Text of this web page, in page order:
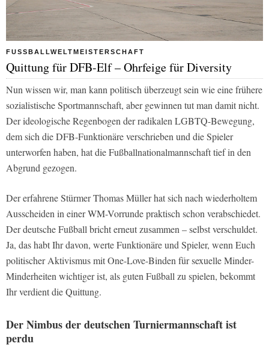
FUSSBALLWELTMEISTERSCHAFT
Quittung für DFB-Elf – Ohrfeige für Diversity
Nun wissen wir, man kann politisch überzeugt sein wie eine frühere
sozialistische Sportmannschaft, aber gewinnen tut man damit nicht.
Der ideologische Regenbogen der radikalen LGBTQ-Bewegung,
dem sich die DFB-Funktionäre verschrieben und die Spieler
unterworfen haben, hat die Fußballnationalmannschaft tief in den
Abgrund gezogen.
Der erfahrene Stürmer Thomas Müller hat sich nach wiederholtem
Ausscheiden in einer WM-Vorrunde praktisch schon verabschiedet.
Der deutsche Fußball bricht erneut zusammen – selbst verschuldet.
Ja, das habt Ihr davon, werte Funktionäre und Spieler, wenn Euch
politischer Aktivismus mit One-Love-Binden für sexuelle Minder-
Minderheiten wichtiger ist, als guten Fußball zu spielen, bekommt
Ihr verdient die Quittung.
Der Nimbus der deutschen Turniermannschaft ist
perdu